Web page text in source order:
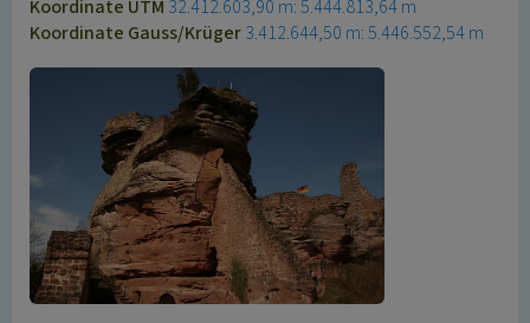
Koordinate UTM 32.412.603,90 m: 5.444.813,64 m
Koordinate Gauss/Krüger3.412.644,50 m: 5.446.552,54 m